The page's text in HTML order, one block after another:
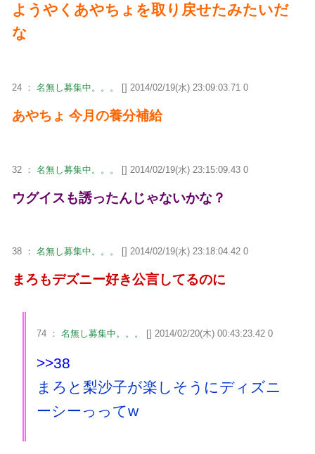
ようやくあやちょを取り戻せたみたいだ
な
24 ： 名無し募集中。。。 [] 2014/02/19(水) 23:09:03.71 0
あやちょ 今月の養分補給
32 ： 名無し募集中。。。 [] 2014/02/19(水) 23:15:09.43 0
ウグイスも誘ったんじゃないかな？
38 ： 名無し募集中。。。 [] 2014/02/19(水) 23:18:04.42 0
まろもデズニー好き公言してるのに
74 ： 名無し募集中。。。 [] 2014/02/20(木) 00:43:23.42 0
>>38
まろと梨沙子が楽しそうにディズニ
ーシーっってw